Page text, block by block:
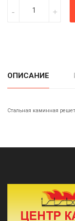
ОПИСАНИЕ
Стальная каминная